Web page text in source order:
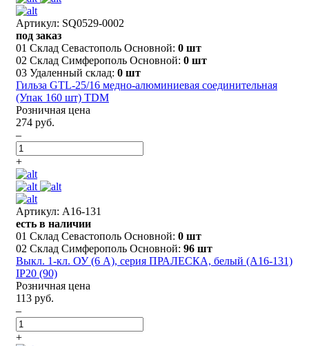
Артикул: SQ0529-0002
под заказ
01 Склад Севастополь Основной: 0 шт
02 Склад Симферополь Основной: 0 шт
03 Удаленный склад: 0 шт
Гильза GTL-25/16 медно-алюминиевая соединительная
(Упак 160 шт) TDM
Розничная цена
274 руб.
–
+
Артикул: А16-131
есть в наличии
01 Склад Севастополь Основной: 0 шт
02 Склад Симферополь Основной: 96 шт
Выкл. 1-кл. ОУ (6 А), серия ПРАЛЕСКА, белый (А16-131)
IP20 (90)
Розничная цена
113 руб.
–
+